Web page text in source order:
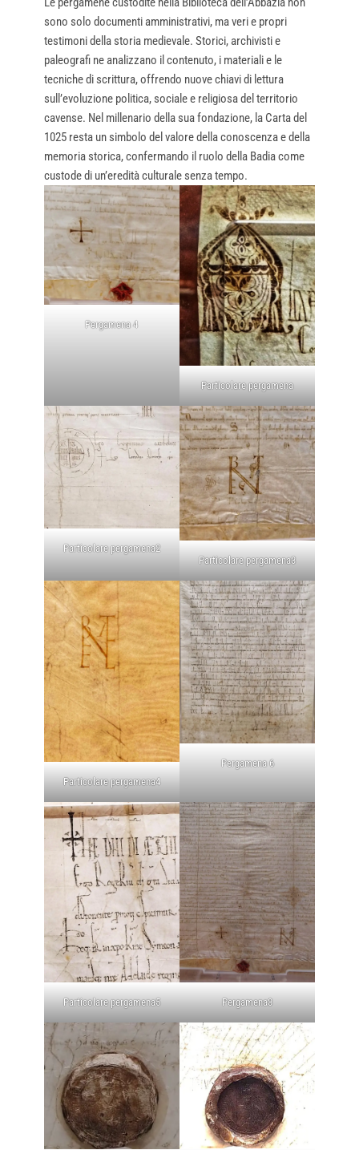
sono solo documenti amministrativi, ma veri e propri
testimoni della storia medievale. Storici, archivisti e
paleografi ne analizzano il contenuto, i materiali e le
tecniche di scrittura, offrendo nuove chiavi di lettura
sull’evoluzione politica, sociale e religiosa del territorio
cavense. Nel millenario della sua fondazione, la Carta del
1025 resta un simbolo del valore della conoscenza e della
memoria storica, confermando il ruolo della Badia come
custode di un’eredità culturale senza tempo.
Pergamena 4
Particolare pergamena
Particolare pergamena2
Particolare pergamena3
Particolare pergamena4
Pergamena 6
Particolare pergamena5 Pergamena3